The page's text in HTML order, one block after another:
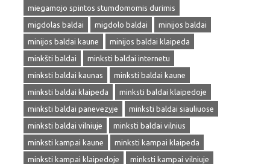
miegamojo spintos stumdomomis durimis
migdolas baldai
migdolo baldai
minijos baldai
minijos baldai kaune
minijos baldai klaipeda
minkšti baldai
minksti baldai internetu
minksti baldai kaunas
minksti baldai kaune
minksti baldai klaipeda
minksti baldai klaipedoje
minksti baldai panevezyje
minksti baldai siauliuose
minksti baldai vilniuje
minksti baldai vilnius
minksti kampai kaune
minksti kampai klaipeda
minksti kampai klaipedoje
minksti kampai vilniuje